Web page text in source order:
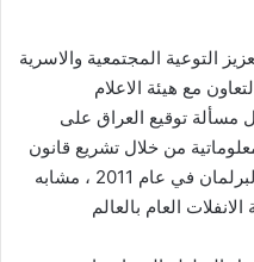
التوعية المجتمعية والاسرية
مع هيئة الاعلام
مسألة توقيع العراق على
من خلال تشريع قانون
بهذا الشأن سبق ان تم ارساله الى البرلمان في عام 2011 ، مشابه
العام بالعالم